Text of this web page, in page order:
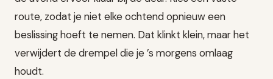
route, zodat je niet elke ochtend opnieuw een
beslissing hoeft te nemen. Dat klinkt klein, maar het
verwijdert de drempel die je ’s morgens omlaag
houdt.